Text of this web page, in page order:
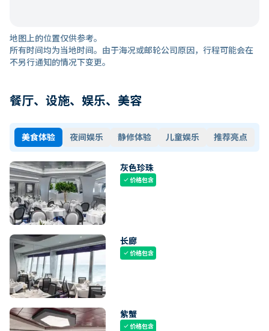
地图上的位置仅供参考。
所有时间均为当地时间。由于海况或邮轮公司原因，行程可能会在
不另行通知的情况下变更。
餐厅、设施、娱乐、美容
美食体验 夜间娱乐 静修体验 儿童娱乐 推荐亮点
灰色珍珠
check价格包含
长廊
check价格包含
紫蟹
check价格包含